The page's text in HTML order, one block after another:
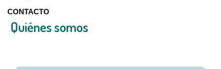
CONTACTO
Quiénes somos